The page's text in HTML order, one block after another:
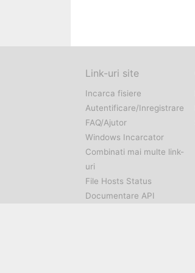
Link-uri site
Incarca fisiere
Autentificare/Inregistrare
FAQ/Ajutor
Windows Incarcator
Combinati mai multe link-
uri
File Hosts Status
Documentare API